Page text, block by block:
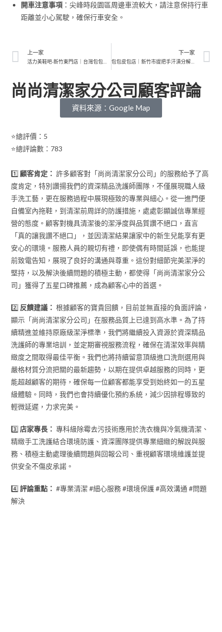
開車注意事項 ：尖峰時段園區周邊車流較大，請注意保持行車
距離並小心駕駛，確保行車安全。
上一家 下一家
包包皮包店｜新竹市提把手汗漬分解｜高奢包精緻手工洗護
尚尚清潔家分公司顧客評論
資料來源：Google Map
⭐總評價：5
⭐總評論數：783
1️⃣ 顧客肯定： 許多顧客對「尚尚清潔家分公司」的服務給予了高
度肯定，特別讚揚我們的資深精品洗護師團隊，不僅展現職人級
手洗工藝，更在服務過程中展現極致的專業與細心。從一進門便
自備室內拖鞋，到清潔前周詳的防護措施，處處彰顯誠信專業經
營的態度。顧客對機具清潔後的潔淨度與品質讚不絕口，直言
「真的讓我讚不絕口」，並因清潔結果讓家中的新生兒能享有更
安心的環境。服務人員的親切有禮，即使偶有時間延誤，也能提
前致電告知，展現了良好的溝通與尊重。這份對細節完美潔淨的
堅持，以及解決後續問題的積極主動，都使得「尚尚清潔家分公
司」獲得了五星口碑推薦，成為顧客心中的首選。
2️⃣ 反饋建議： 根據顧客的寶貴回饋，目前並無直接的負面評論，
顯示「尚尚清潔家分公司」在服務品質上已達到高水準。為了持
續精進並維持原廠級潔淨標準，我們將繼續投入資源於資深精品
洗護師的專業培訓，並定期審視服務流程，確保在清潔效率與精
緻度之間取得最佳平衡。我們也將持續留意頂級進口洗劑選用與
嚴格材質分流把關的最新趨勢，以期在提供卓越服務的同時，更
能超越顧客的期待，確保每一位顧客都能享受到始終如一的五星
級體驗。同時，我們也會持續優化預約系統，減少因排程導致的
輕微延遲，力求完美。
3️⃣ 店家專長： 專科級除霉去污技術應用於洗衣機與冷氣機清潔、
精緻手工洗護結合環境防護、資深團隊提供專業細緻的解說與服
務、積極主動處理後續問題與回報公司、重視顧客環境維護並提
供安全不傷皮承諾。
4️⃣評論重點： #專業清潔 #細心服務 #環境保護 #高效溝通 #問題
解決